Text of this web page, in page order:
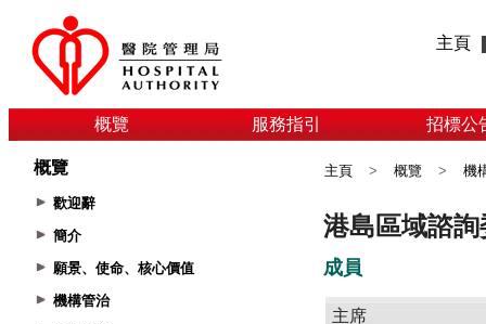
主頁
概覽 服務指引 招標公
概覽
歡迎辭
簡介
願景、使命、核心價值
機構管治
主頁 > 概覽 > 機